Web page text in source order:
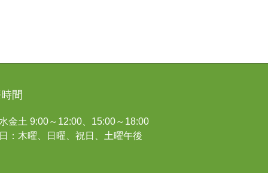
間
金土 9:00～12:00、15:00～18:00
：木曜、日曜、祝日、土曜午後